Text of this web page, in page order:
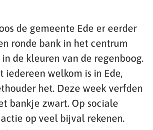
de gemeente Ede er eerder
ronde bank in het centrum
de kleuren van de regenboog.
iedereen welkom is in Ede,
het. Deze week verfden
bankje zwart. Op sociale
op veel bijval rekenen.